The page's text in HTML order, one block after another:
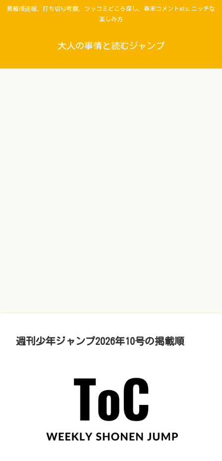
掲載順速報、打ち切り考察、ツッコミどころ探し、巻末コメントetc.ニッチな
楽しみ方
大人の事情と読むジャンプ
週刊少年ジャンプ2026年10号の掲載順